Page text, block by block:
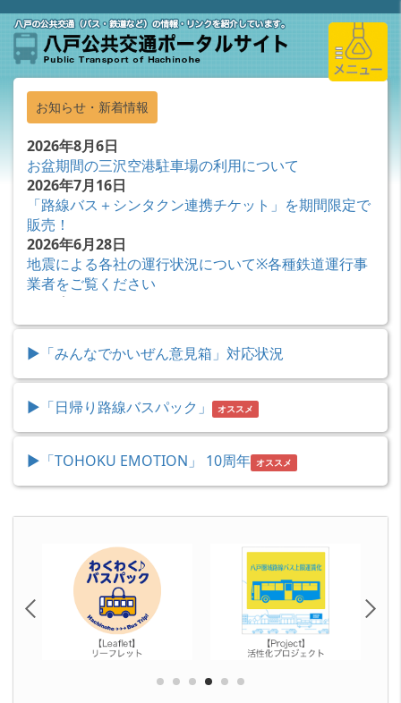
ナ
ヒ
ー
ロ
ー
お知らせ・新着情報
2026年8月6日
お盆期間の三沢空港駐車場の利用について
2026年7月16日
「路線バス＋シンタクン連携チケット」を期間限定で
販売！
2026年6月28日
地震による各社の運行状況について※各種鉄道運行事
業者をご覧ください
2026年6月25日
地震による各社の運行状況について※各種鉄道運行事
業者をご覧ください
2026年6月25日
地震による各社の運行状況について※各種バス運行事
業者をご覧ください
2026年5月11日
運賃に関する意見募集について
2026年4月23日
ゴールデンウィーク期間の三沢空港駐車場の利用につ
2026年4月20日
地震・津波による各社の運行状況について※各種バス
運行事業者をご覧ください
2026年2月17日
運賃に関する意見募集について
2025年2月12日
🚌 2/28（土）「バス＋鉄道乗車体験＆バス車両・八
み
ん
な
で
い
ぜ
ん
▶「みんなでかいぜん意見箱」対応状況
人
気
コ
ン
ン
▶「日帰り路線バスパック」 オススメ
人
気
ツ
▶「TOHOKU EMOTION」 10周年 オススメ
コ
1 2 3 4 5 6